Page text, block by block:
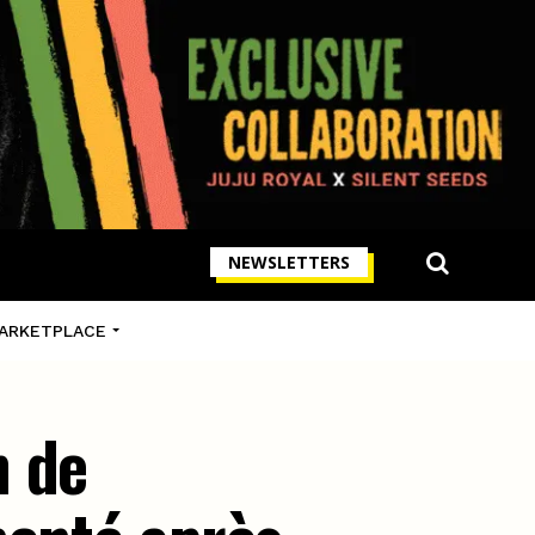
NEWSLETTERS
de